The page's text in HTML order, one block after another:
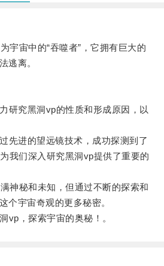
宙中的“吞噬者”，它拥有巨大的
逃离。
究黑洞vp的性质和形成原因，以
进的望远镜技术，成功探测到了
我们深入研究黑洞vp提供了重要的
秘和未知，但通过不断的探索和
个宇宙奇观的更多秘密。
，探索宇宙的奥秘！。